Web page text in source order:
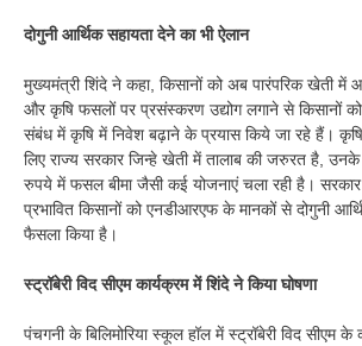
दोगुनी आर्थिक सहायता देने का भी ऐलान
मुख्यमंत्री शिंदे ने कहा, किसानों को अब पारंपरिक खेती में
और कृषि फसलों पर प्रसंस्करण उद्योग लगाने से किसानों
संबंध में कृषि में निवेश बढ़ाने के प्रयास किये जा रहे हैं।
लिए राज्य सरकार जिन्हे खेती में तालाब की जरुरत है, उनके
रुपये में फसल बीमा जैसी कई योजनाएं चला रही है। सरकार
प्रभावित किसानों को एनडीआरएफ के मानकों से दोगुनी
फैसला किया है।
स्ट्रॉबेरी विद सीएम कार्यक्रम में शिंदे ने किया घोषणा
पंचगनी के बिलिमोरिया स्कूल हॉल में स्ट्रॉबेरी विद सीएम के